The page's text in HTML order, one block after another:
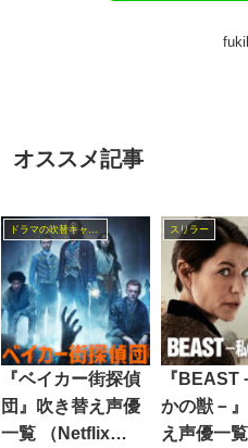
オススメ記事
『ベイカー街探偵
団』吹き替え声優
一覧 （Netflix
スリラー
『BEAST
かの獣－
え声優一